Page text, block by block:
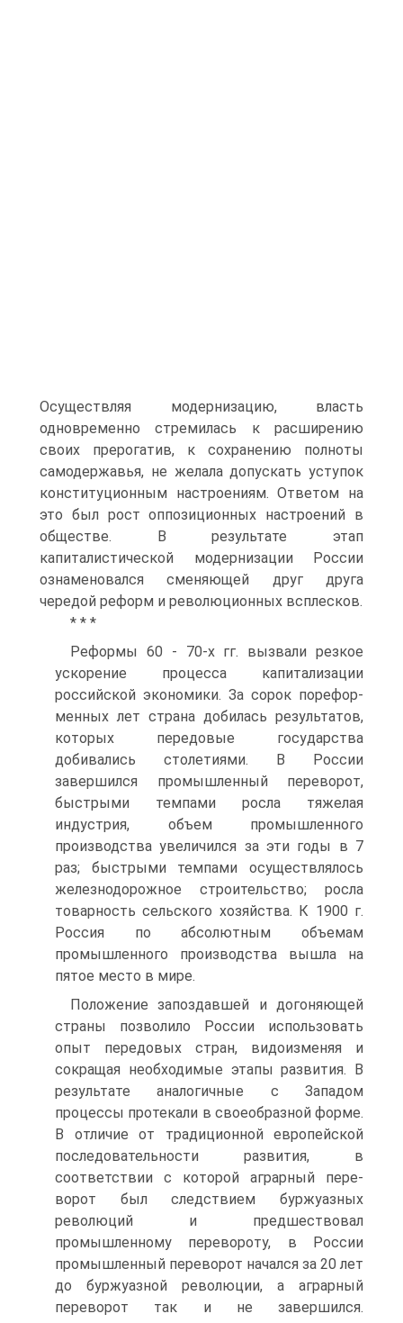
Осуществляя модернизацию, власть
одновременно стремилась к расширению
своих преро­гатив, к сохранению полноты
самодержавья, не желала допус­кать уступок
конституционным настроениям. Ответом на
это был рост оппозиционных настроений в
обществе. В результа­те этап
капиталистической модернизации России
ознамено­вался сменяющей друг друга
чередой реформ и революцион­ных всплесков.
* * *
Реформы 60 - 70-х гг. вызвали резкое
ускорение процесса капитализации
российской экономики. За сорок порефор­
менных лет страна добилась результатов,
которых передовые государства
добивались столетиями. В России
завершился промышленный переворот,
быстрыми темпами росла тяжелая
индустрия, объем промышленного
производства увеличился за эти годы в 7
раз; быстрыми темпами осуществлялось
желез­нодорожное строительство; росла
товарность сельского хозяй­ства. К 1900 г.
Россия по абсолютным объемам
промышленно­го производства вышла на
пятое место в мире.
Положение запоздавшей и догоняющей
страны позво­лило России использовать
опыт передовых стран, видоизме­няя и
сокращая необходимые этапы развития. В
результате аналогичные с Западом
процессы протекали в своеобразной форме.
В отличие от традиционной европейской
последова­тельности развития, в
соответствии с которой аграрный пере­
ворот был следствием буржуазных
революций и предшество­вал
промышленному перевороту, в России
промышленный переворот начался за 20 лет
до буржуазной революции, а аг­рарный
переворот так и не завершился.